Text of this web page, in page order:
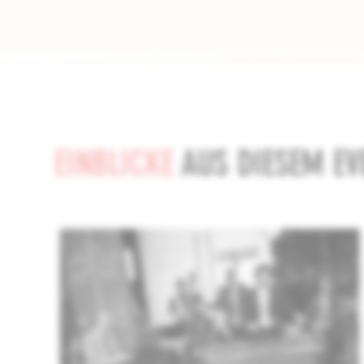
EINBLICKE AUS DIESEM